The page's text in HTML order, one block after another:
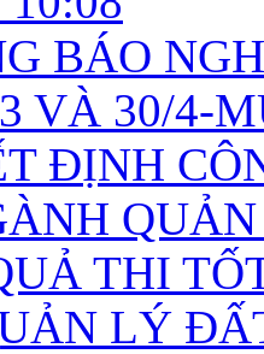
BÁO
VÀ 30/4-
ĐỊNH
THI
LÝ